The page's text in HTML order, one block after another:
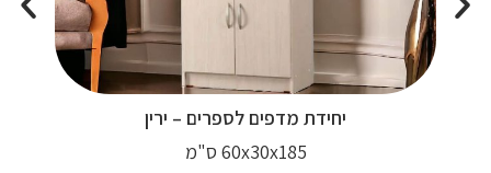
יחידת מדפים לספרים – ירין
60x30x185 ס"מ